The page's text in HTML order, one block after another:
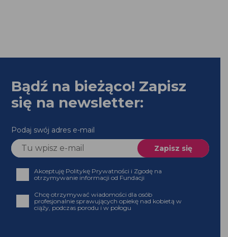
Bądź na bieżąco! Zapisz
się na newsletter:
Podaj swój adres e-mail
Akceptuję Politykę Prywatności i Zgodę na
otrzymywanie informacji od Fundacji
Chcę otrzymywać wiadomości dla osób
profesjonalnie sprawujących opiekę nad kobietą w
ciąży, podczas porodu i w połogu